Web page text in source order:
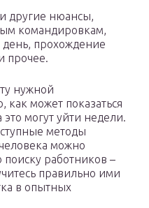
другие нюансы,
командировкам,
прохождение
прочее.
нужной
как может показаться
могут уйти недели.
методы
можно
поиску работников –
правильно ими
в опытных